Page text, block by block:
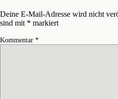
Deine E-Mail-Adresse wird nicht
sind mit * markiert
Kommentar *